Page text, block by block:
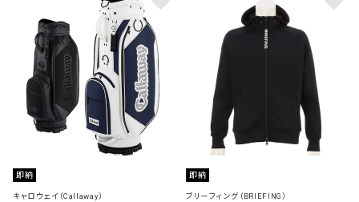
即納
キャロウェイ（Callaway）
即納
ブリーフィング（BRIEFING）